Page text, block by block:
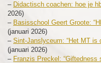
– Didactisch coachen: hoe je
2026)
– Basisschool Geert Groote:
(januari 2026)
– Sint-Janslyceum: “Het MT is
(januari 2026)
– Franzis Preckel: